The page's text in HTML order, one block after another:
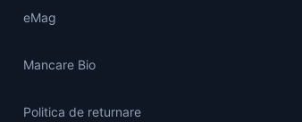
eMag
Mancare Bio
Politica de returnare